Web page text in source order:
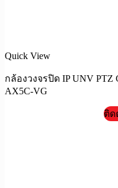
Quick View
กล้องวงจรปิด IP UNV PTZ
AX5C-VG
ติด